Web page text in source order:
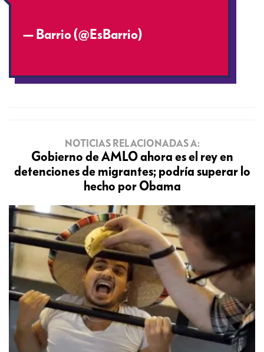
— Barrio (@EsBarrio)
NOTICIAS RELACIONADAS A:
Gobierno de AMLO ahora es el rey en
detenciones de migrantes; podría superar lo
hecho por Obama